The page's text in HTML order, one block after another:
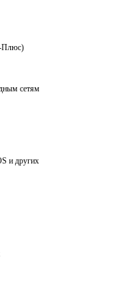
Плюс)
сетям
и других